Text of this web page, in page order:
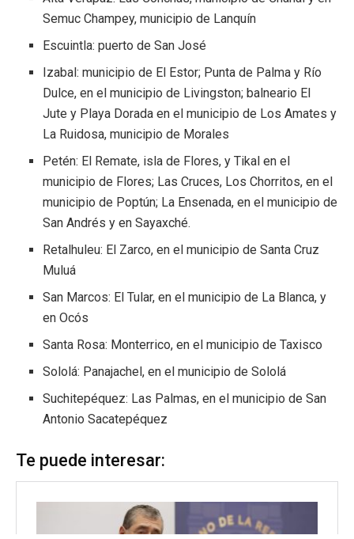
Semuc Champey, municipio de Lanquín
Escuintla: puerto de San José
Izabal: municipio de El Estor; Punta de Palma y Río
Dulce, en el municipio de Livingston; balneario El
Jute y Playa Dorada en el municipio de Los Amates y
La Ruidosa, municipio de Morales
Petén: El Remate, isla de Flores, y Tikal en el
municipio de Flores; Las Cruces, Los Chorritos, en el
municipio de Poptún; La Ensenada, en el municipio de
San Andrés y en Sayaxché.
Retalhuleu: El Zarco, en el municipio de Santa Cruz
Muluá
San Marcos: El Tular, en el municipio de La Blanca, y
en Ocós
Santa Rosa: Monterrico, en el municipio de Taxisco
Sololá: Panajachel, en el municipio de Sololá
Suchitepéquez: Las Palmas, en el municipio de San
Antonio Sacatepéquez
Te puede interesar: